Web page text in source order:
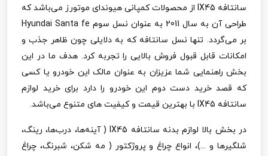
سانتافه IX45 از محصولات کمپانی هیوندای موتورز می‌باشد که
طراحی آن به سال 2011 به عنوان نسل سوم
Hyundai Santa fe
بر می‌گردد. تنها نسل سانتافه که به دلایلی چون ظاهر جذب و
امکانات قابل قبول فروش بالایی را تجربه کرد. هدف ما در این
بخش راهنمایی شما عزیزان به عنوان مالک این خودرو یا کسی
که قصد خرید دست دوم این خودرو را دارد برای خرید لوازم
سانتافه IX45 با بهترین قیمت و کیفیت های متنوع می‌باشد.
در بخش بالا لوازم بدنه سانتافه IX45( آینه‌ها، درب‌ها، رینگ،
شلگیرها و ...)، انواع چراغ و پروژکتور ( مه شکن، شبرنگ، چراغ